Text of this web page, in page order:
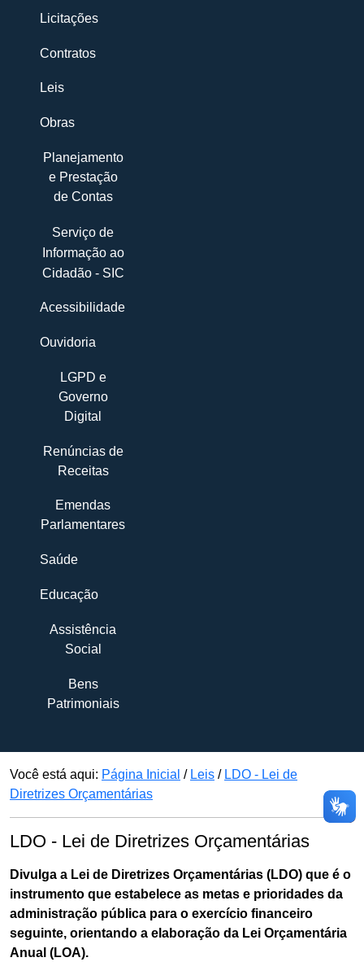
Licitações
Contratos
Leis
Obras
Planejamento
e Prestação
de Contas
Serviço de
Informação ao
Cidadão - SIC
Acessibilidade
Ouvidoria
LGPD e
Governo
Digital
Renúncias de
Receitas
Emendas
Parlamentares
Saúde
Educação
Assistência
Social
Bens
Patrimoniais
Você está aqui: Página Inicial / Leis / LDO - Lei de
Diretrizes Orçamentárias
LDO - Lei de Diretrizes Orçamentárias
Divulga a Lei de Diretrizes Orçamentárias (LDO) que é o
instrumento que estabelece as metas e prioridades da
administração pública para o exercício financeiro
seguinte, orientando a elaboração da Lei Orçamentária
Anual (LOA).